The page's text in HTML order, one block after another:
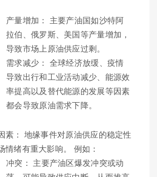
产量增加： 主要产油国如沙特阿
拉伯、俄罗斯、美国等产量增加，
导致市场上原油供应过剩。
需求减少： 全球经济放缓、疫情
导致出行和工业活动减少、能源效
率提高以及替代能源的发展等因素
都会导致原油需求下降。
素： 地缘事件对原油供应的稳定性
情绪有重大影响。 例如：
冲突： 主要产油区爆发冲突或动